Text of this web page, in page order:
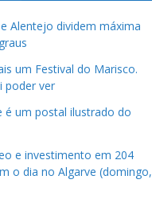
Alentejo dividem máxima
um Festival do Marisco.
poder ver
é um postal ilustrado do
e investimento em 204
o dia no Algarve (domingo,